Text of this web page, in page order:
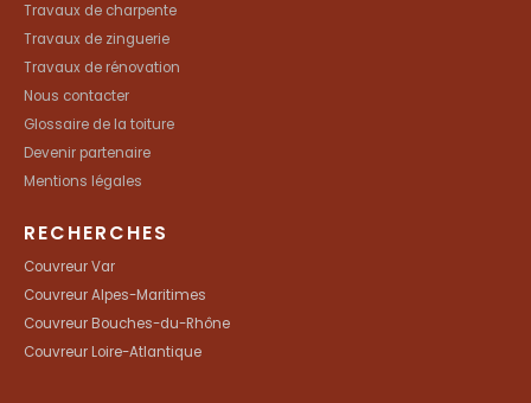
Travaux de charpente
Travaux de zinguerie
Travaux de rénovation
Nous contacter
Glossaire de la toiture
Devenir partenaire
Mentions légales
RECHERCHES
Couvreur Var
Couvreur Alpes-Maritimes
Couvreur Bouches-du-Rhône
Couvreur Loire-Atlantique